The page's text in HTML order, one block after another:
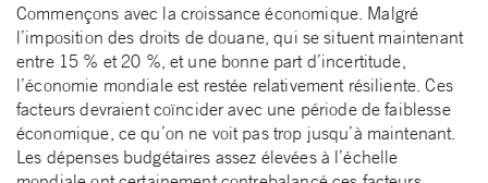
Commençons avec la croissance économique. Malgré
l’imposition des droits de douane, qui se situent maintenant
entre 15 % et 20 %, et une bonne part d’incertitude,
l’économie mondiale est restée relativement résiliente. Ces
facteurs devraient coïncider avec une période de faiblesse
économique, ce qu’on ne voit pas trop jusqu’à maintenant.
Les dépenses budgétaires assez élevées à l’échelle